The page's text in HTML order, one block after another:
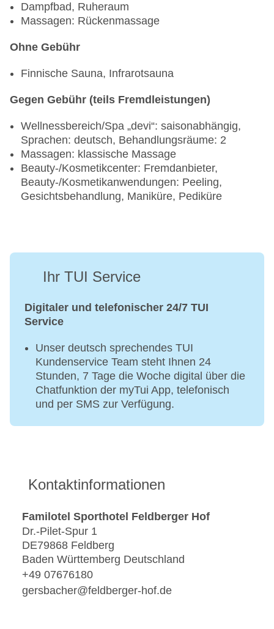
Dampfbad, Ruheraum
Massagen: Rückenmassage
Ohne Gebühr
Finnische Sauna, Infrarotsauna
Gegen Gebühr (teils Fremdleistungen)
Wellnessbereich/Spa „devi“: saisonabhängig,
Sprachen: deutsch, Behandlungsräume: 2
Massagen: klassische Massage
Beauty-/Kosmetikcenter: Fremdanbieter,
Beauty-/Kosmetikanwendungen: Peeling,
Gesichtsbehandlung, Maniküre, Pediküre
Ihr TUI Service
Digitaler und telefonischer 24/7 TUI
Service
Unser deutsch sprechendes TUI
Kundenservice Team steht Ihnen 24
Stunden, 7 Tage die Woche digital über die
Chatfunktion der myTui App, telefonisch
und per SMS zur Verfügung.
Kontaktinformationen
Familotel Sporthotel Feldberger Hof
Dr.-Pilet-Spur 1
DE79868 Feldberg
Baden Württemberg Deutschland
+49 07676180
gersbacher@feldberger-hof.de